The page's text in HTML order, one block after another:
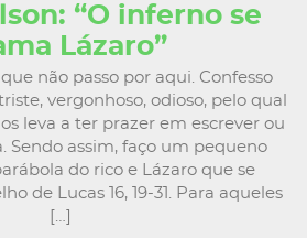
“O inferno se
Lázaro”
não passo por aqui. Confesso
vergonhoso, odioso, pelo qual
leva a ter prazer em escrever ou
Sendo assim, faço um pequeno
do rico e Lázaro que se
de Lucas 16, 19-31. Para aqueles
[…]